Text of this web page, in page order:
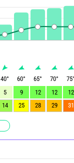
40° 60° 65° 70° 75
5 9 12 12
12
14 25 28 29 31